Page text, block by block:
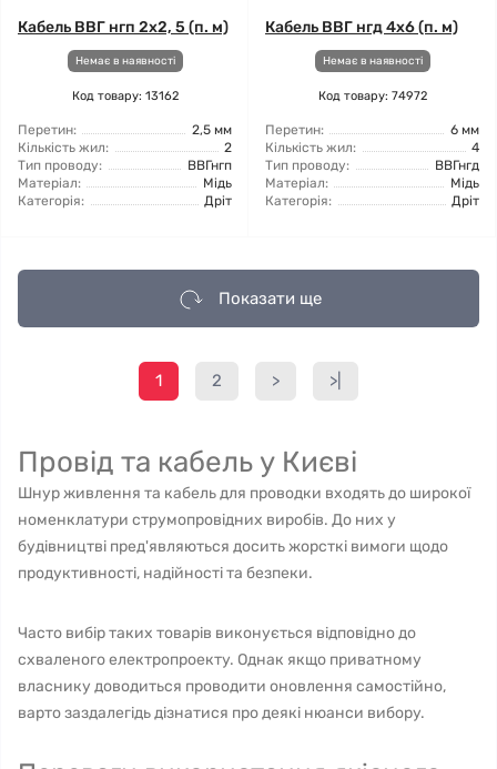
Кабель ВВГ нгп 2x2, 5 (п. м)
Немає в наявності
Код товару: 13162
Перетин:
2,5 мм
Кількість жил:
2
Тип проводу:
ВВГнгп
Матеріал:
Мідь
Категорія:
Дріт
Кабель ВВГ нгд 4x6 (п. м)
Немає в наявності
Код товару: 74972
Перетин:
6 мм
Кількість жил:
4
Тип проводу:
ВВГнгд
Матеріал:
Мідь
Категорія:
Дріт
Показати ще
1 2 > >|
Провід та кабель у Києві
Шнур живлення та кабель для проводки входять до широкої
номенклатури струмопровідних виробів. До них у
будівництві пред'являються досить жорсткі вимоги щодо
продуктивності, надійності та безпеки.
Часто вибір таких товарів виконується відповідно до
схваленого електропроекту. Однак якщо приватному
власнику доводиться проводити оновлення самостійно,
варто заздалегідь дізнатися про деякі нюанси вибору.